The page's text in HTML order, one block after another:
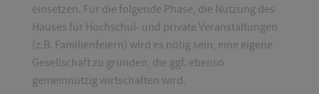
einsetzen. Für die folgende Phase, die Nutzung des
Hauses für Hochschul- und private Veranstaltungen
(z.B. Familienfeiern) wird es nötig sein, eine eigene
Gesellschaft zu gründen, die ggf. ebenso
gemeinnützig wirtschaften wird.